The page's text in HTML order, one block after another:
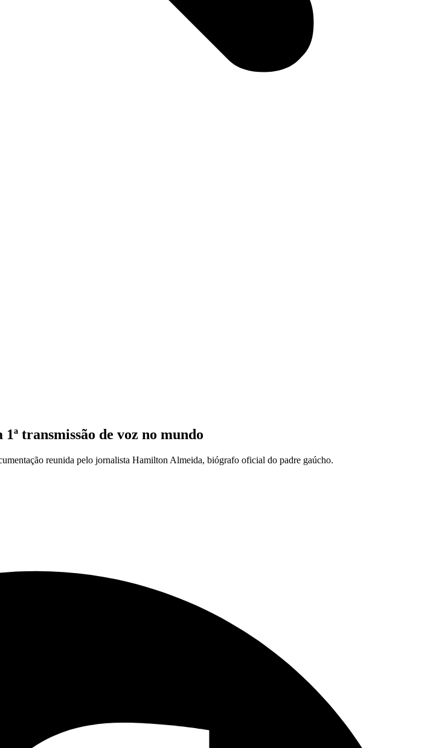
transmissão de voz no mundo
reunida pelo jornalista Hamilton Almeida, biógrafo oficial do padre gaúcho.